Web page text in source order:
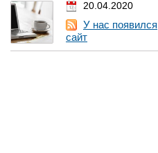
20.04.2020
У нас появился
сайт